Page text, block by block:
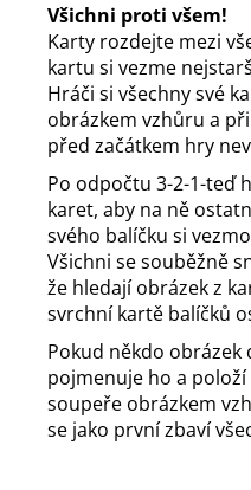
Všichni proti všem!
Karty rozdejte mezi
kartu si vezme
Hráči si všechny své
obrázkem vzhůru a
před začátkem hry
Po odpočtu 3-2-1-teď
karet, aby na ně
svého balíčku si
Všichni se souběžně
že hledají obrázek z
svrchní kartě balíčků
Pokud někdo obrázek
pojmenuje ho a
soupeře obrázkem
se jako první zbaví